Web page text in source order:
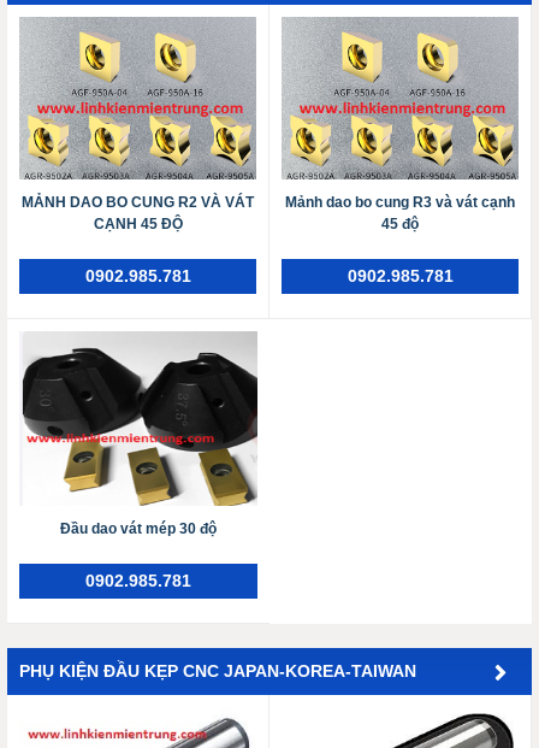
MẢNH DAO BO CUNG R2 VÀ VÁT
CẠNH 45 ĐỘ
0902.985.781
Mảnh dao bo cung R3 và vát cạnh
45 độ
0902.985.781
Đầu dao vát mép 30 độ
0902.985.781
PHỤ KIỆN ĐẦU KẸP CNC JAPAN-KOREA-TAIWAN